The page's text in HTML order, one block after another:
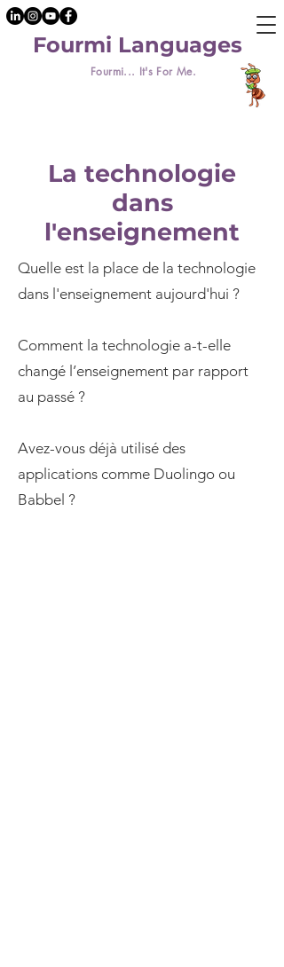
Fourmi... It's For Me.
Fourmi Languages
La technologie
dans
l'enseignement
Quelle est la place de la technologie
dans l'enseignement aujourd'hui ?
Comment la technologie a-t-elle
changé l’enseignement par rapport
au passé ?
Avez-vous déjà utilisé des
applications comme Duolingo ou
Babbel ?